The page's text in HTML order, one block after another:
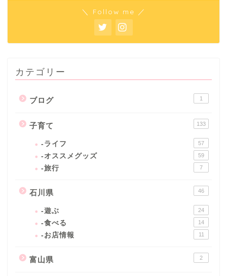
＼ Follow me ／
カテゴリー
ブログ 1
子育て 133
-ライフ 57
-オススメグッズ 59
-旅行 7
石川県 46
-遊ぶ 24
-食べる 14
-お店情報 11
富山県 2